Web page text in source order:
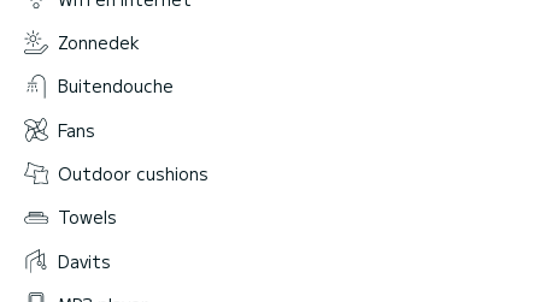
Zonnedek
Buitendouche
Fans
Outdoor cushions
Towels
Davits